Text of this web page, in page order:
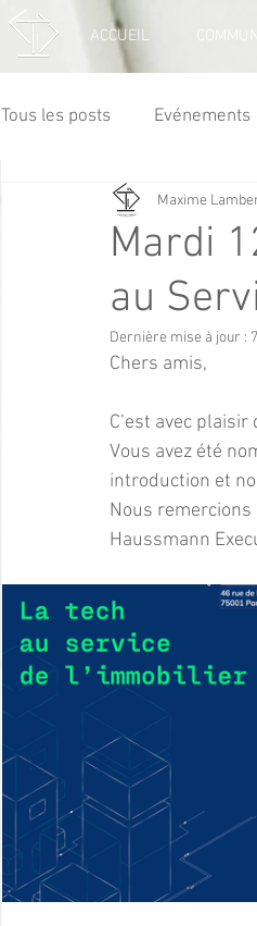
ACCUEIL
Tous les posts Evénements
Mardi
au
Maxime
Dernière mise à jour :
Chers amis,
C’est avec
Vous avez été
introduction et
Nous
Haussmann